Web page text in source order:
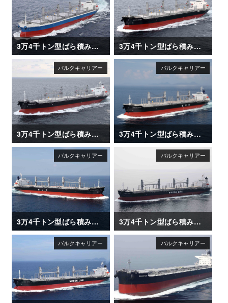
3万4千トン型ばら積み運搬船「ANDREA ENTERPRISE」 3万4千トン型ばら積み運搬船「NARUTO STRAIT」
3万4千トン型ばら積み運搬船「NANAIMO BAY」 3万4千トン型ばら積み運搬船「AFRICAN HERON」
3万4千トン型ばら積み運搬船「AFRICAN EGRET」 3万4千トン型ばら積み運搬船「DAIWAN INFINITY」